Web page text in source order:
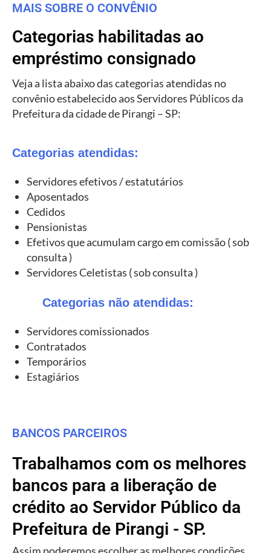
MAIS SOBRE O CONVÊNIO
Categorias habilitadas ao
empréstimo consignado
Veja a lista abaixo das categorias atendidas no
convênio estabelecido aos Servidores Públicos da
Prefeitura da cidade de Pirangi – SP:
Categorias atendidas:
Servidores efetivos / estatutários
Aposentados
Cedidos
Pensionistas
Efetivos que acumulam cargo em comissão ( sob
consulta )
Servidores Celetistas ( sob consulta )
Categorias não atendidas:
Servidores comissionados
Contratados
Temporários
Estagiários
BANCOS PARCEIROS
Trabalhamos com os melhores
bancos para a liberação de
crédito ao Servidor Público da
Prefeitura de Pirangi - SP.